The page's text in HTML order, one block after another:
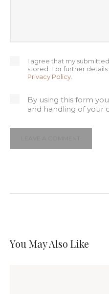
I agree that my
stored. For further
Privacy Policy
By using this form
and handling of your
You May Also Like